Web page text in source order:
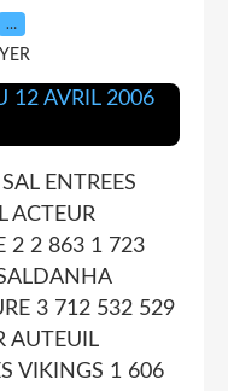
…
ENTREES
ACTEUR
2 2 863 1 723
3 712 532 529
AUTEUIL
VIKINGS 1 606